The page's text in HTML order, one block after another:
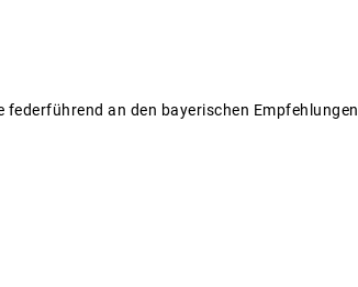
an den bayerischen Empfehlungen